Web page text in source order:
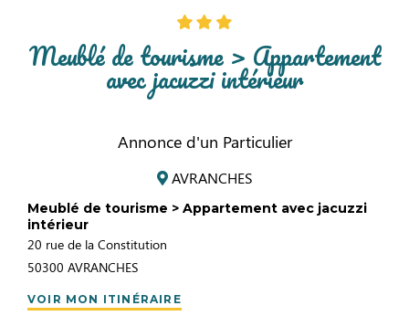
Meublé de tourisme > Appartement
avec jacuzzi intérieur
Annonce d'un Particulier
AVRANCHES
Meublé de tourisme > Appartement avec jacuzzi
intérieur
20 rue de la Constitution
50300 AVRANCHES
VOIR MON ITINÉRAIRE